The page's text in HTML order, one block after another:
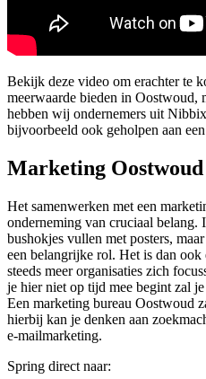
Bekijk deze video om erachter te
meerwaarde bieden in Oostwoud,
hebben wij ondernemers uit
bijvoorbeeld ook geholpen aan
Marketing Oostwoud
Het samenwerken met een
onderneming van cruciaal belang.
bushokjes vullen met posters,
een belangrijke rol. Het is dan
steeds meer organisaties zich
je hier niet op tijd mee begint zal
Een marketing bureau Oostwoud
hierbij kan je denken aan
e-mailmarketing.
Spring direct naar: